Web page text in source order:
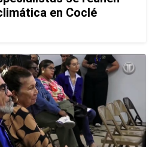
en Coclé